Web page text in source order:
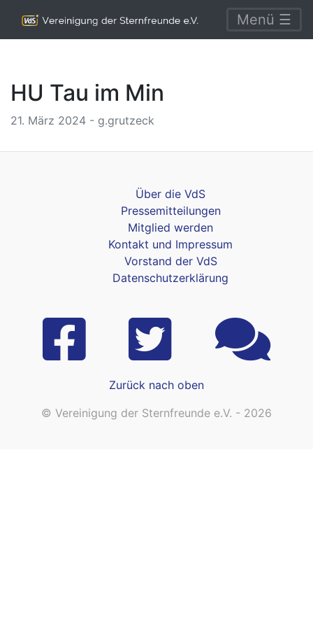
Menü ☰
HU Tau im Min
21. März 2024 - g.grutzeck
Über die VdS
Pressemitteilungen
Mitglied werden
Kontakt und Impressum
Vorstand der VdS
Datenschutzerklärung
Zurück nach oben
© Vereinigung der Sternfreunde e.V. - 2026